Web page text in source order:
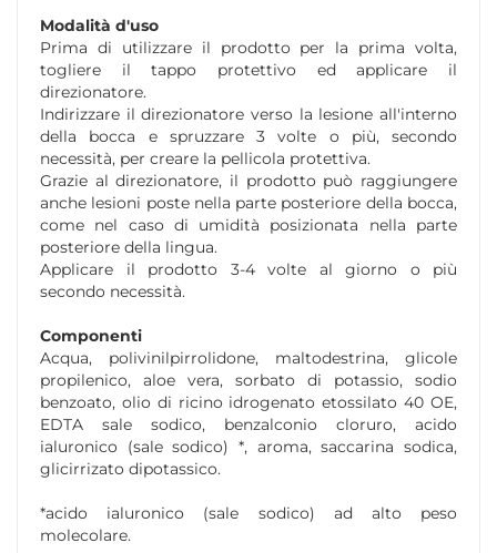
Modalità d'uso
Prima di utilizzare il prodotto per la prima volta,
togliere il tappo protettivo ed applicare il
direzionatore.
Indirizzare il direzionatore verso la lesione all'interno
della bocca e spruzzare 3 volte o più, secondo
necessità, per creare la pellicola protettiva.
Grazie al direzionatore, il prodotto può raggiungere
anche lesioni poste nella parte posteriore della bocca,
come nel caso di umidità posizionata nella parte
posteriore della lingua.
Applicare il prodotto 3-4 volte al giorno o più
secondo necessità.
Componenti
Acqua, polivinilpirrolidone, maltodestrina, glicole
propilenico, aloe vera, sorbato di potassio, sodio
benzoato, olio di ricino idrogenato etossilato 40 OE,
EDTA sale sodico, benzalconio cloruro, acido
ialuronico (sale sodico) *, aroma, saccarina sodica,
glicirrizato dipotassico.
*acido ialuronico (sale sodico) ad alto peso
molecolare.